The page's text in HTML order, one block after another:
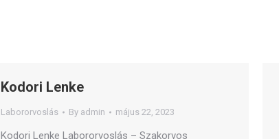
Kodori Lenke
Labororvoslás By admin május 22, 2023
Kodori Lenke Labororvoslás – Szakorvos